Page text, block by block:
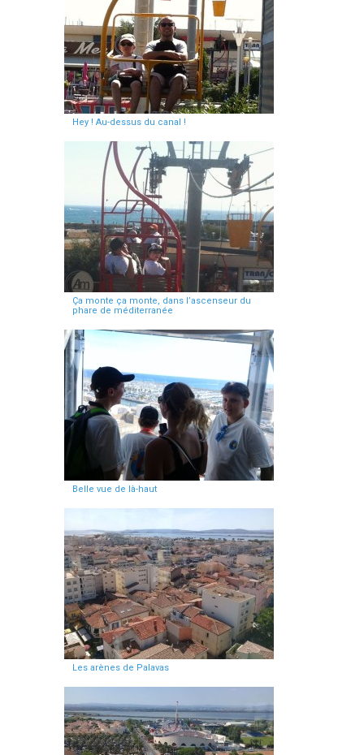
Hey ! Au-dessus du canal !
Ça monte ça monte, dans l’ascenseur du
phare de méditerranée
Belle vue de là-haut
Les arènes de Palavas